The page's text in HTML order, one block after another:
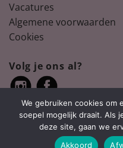
Vacatures
Algemene voorwaarden
Cookies
Volg je ons al?
We gebruiken cookies om
soepel mogelijk draait. Als
deze site, gaan we
Akkoord